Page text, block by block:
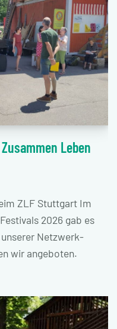
Leben
ZLF Stuttgart Im
2026 gab es
Netzwerk-
wir angeboten.